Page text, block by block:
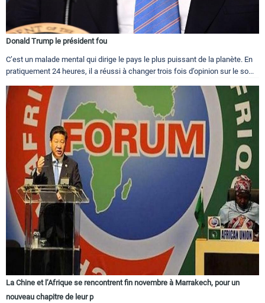
Donald Trump le président fou
C’est un malade mental qui dirige le pays le plus puissant de la planète. En
pratiquement 24 heures, il a réussi à changer trois fois d’opinion sur le so...
La Chine et l’Afrique se rencontrent fin novembre à Marrakech, pour un
nouveau chapitre de leur p